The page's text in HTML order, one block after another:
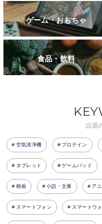
ゲーム・おもちゃ
食品・飲料
話題
空気清浄機 プロテイン
タブレット ゲームパッド
映画 小説・文庫 ア
スマートフォン スマートウ